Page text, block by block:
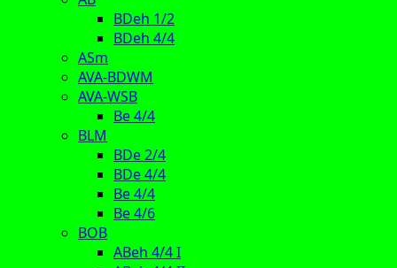
BDeh 1/2
BDeh 4/4
ASm
AVA-BDWM
AVA-WSB
Be 4/4
BLM
BDe 2/4
BDe 4/4
Be 4/4
Be 4/6
BOB
ABeh 4/4 I